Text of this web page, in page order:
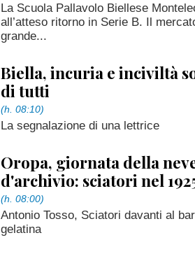
La Scuola Pallavolo Biellese
all’atteso ritorno in Serie B. Il
grande...
Biella, incuria e inciviltà
di tutti
(h. 08:10)
La segnalazione di una lettrice
Oropa, giornata della
d'archivio: sciatori nel
(h. 08:00)
Antonio Tosso, Sciatori davanti al
gelatina